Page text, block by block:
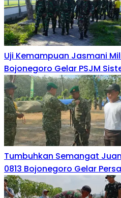
Uji Kemampuan Jasmani
Bojonegoro Gelar PSJM
Tumbuhkan Semangat
0813 Bojonegoro Gelar